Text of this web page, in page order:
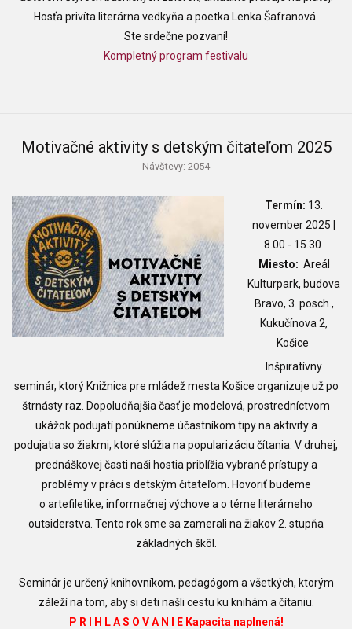
Hosťa privíta literárna vedkyňa a poetka Lenka Šafranová.
Ste srdečne pozvaní!
Kompletný program festivalu
Motivačné aktivity s detským čitateľom 2025
Návštevy: 2054
Termín: 13.
november 2025 |
8.00 - 15.30
Miesto: Areál
Kulturpark, budova
Bravo, 3. posch.,
Kukučínova 2,
Košice
Inšpiratívny
seminár, ktorý Knižnica pre mládež mesta Košice organizuje už po
štrnásty raz. Dopoludňajšia časť je modelová, prostredníctvom
ukážok podujatí ponúkneme účastníkom tipy na aktivity a
podujatia so žiakmi, ktoré slúžia na popularizáciu čítania. V druhej,
prednáškovej časti naši hostia priblížia vybrané prístupy a
problémy v práci s detským čitateľom. Hovoriť budeme
o artefiletike, informačnej výchove a o téme literárneho
outsiderstva . Tento rok sme sa zamerali na žiakov 2. stupňa
základných škôl.
Seminár je určený knihovníkom, pedagógom a všetkých, ktorým
záleží na tom, aby si deti našli cestu ku knihám a čítaniu.
P R I H L A S O V A N I EKapacita naplnená!